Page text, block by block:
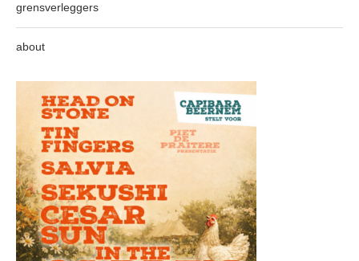
grensverleggers
about